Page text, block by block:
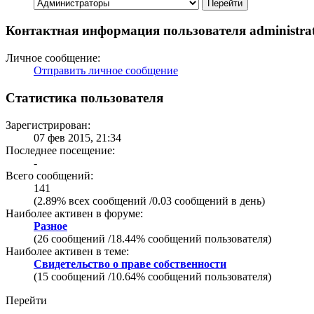
Контактная информация пользователя
Личное сообщение:
Отправить личное сообщение
Статистика пользователя
Зарегистрирован:
07 фев 2015, 21:34
Последнее посещение:
-
Всего сообщений:
141
(2.89% всех сообщений /0.03 сообщений в день)
Наиболее активен в форуме:
Разное
(26 сообщений /18.44% сообщений пользователя)
Наиболее активен в теме:
Свидетельство о праве собственности
(15 сообщений /10.64% сообщений пользователя)
Перейти